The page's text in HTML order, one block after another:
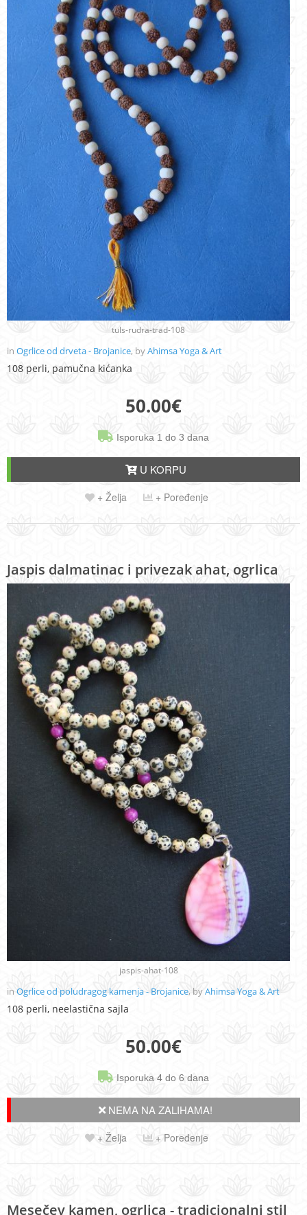
tuls-rudra-trad-108
in Ogrlice od drveta - Brojanice, byAhimsa Yoga & Art
108 perli, pamučna kićanka
50.00€
Isporuka 1 do 3 dana
U KORPU
+ Želja + Poređenje
Jaspis dalmatinac i privezak ahat, ogrlica
jaspis-ahat-108
in Ogrlice od poludragog kamenja - Brojanice, byAhimsa Yoga & Art
108 perli, neelastična sajla
50.00€
Isporuka 4 do 6 dana
NEMA NA ZALIHAMA!
+ Želja + Poređenje
Mesečev kamen, ogrlica - tradicionalni stil